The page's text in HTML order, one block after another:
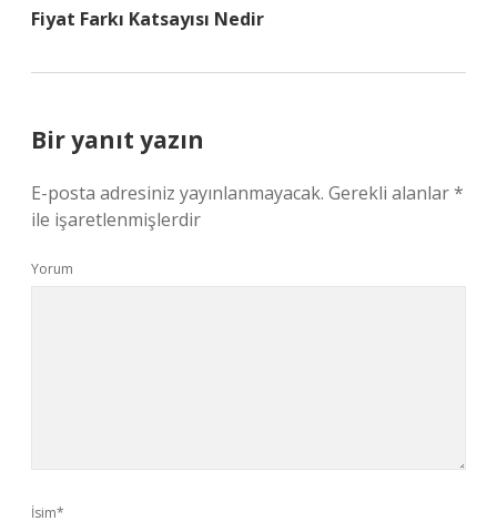
Fiyat Farkı Katsayısı Nedir
Bir yanıt yazın
E-posta adresiniz yayınlanmayacak. Gerekli alanlar*
ile işaretlenmişlerdir
Yorum
İsim*